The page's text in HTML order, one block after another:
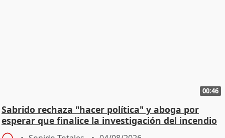
00:46
Sabrido rechaza "hacer política" y aboga por
esperar que finalice la investigación del incendio